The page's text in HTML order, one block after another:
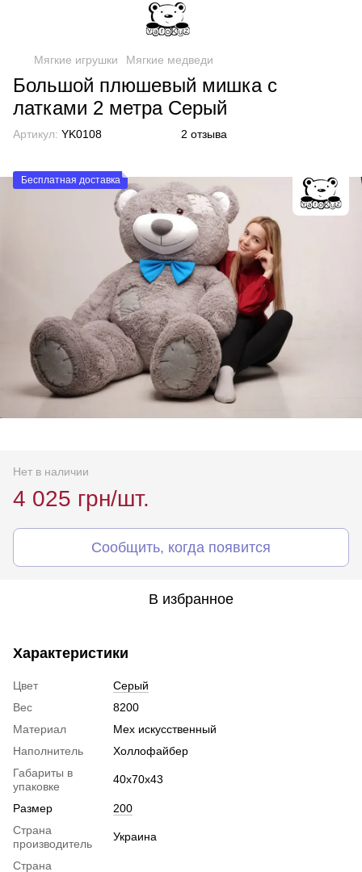
Мягкие игрушки Мягкие медведи
Большой плюшевый мишка с
латками 2 метра Серый
Артикул: YK0108 2 отзыва
Бесплатная доставка
Нет в наличии
4 025 грн/шт.
Сообщить, когда появится
В избранное
Характеристики
Цвет
Серый
Вес
8200
Материал
Мех искусственный
Наполнитель
Холлофайбер
Габариты в
упаковке
40х70х43
Размер
200
Страна
производитель
Украина
Страна